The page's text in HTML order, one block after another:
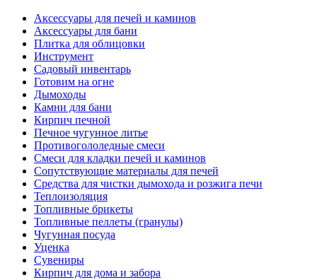
Аксессуары для печей и каминов
Аксессуары для бани
Плитка для облицовки
Инструмент
Садовый инвентарь
Готовим на огне
Дымоходы
Камни для бани
Кирпич печной
Печное чугунное литье
Противогололедные смеси
Смеси для кладки печей и каминов
Сопутствующие материалы для печей
Средства для чистки дымохода и розжига печи
Теплоизоляция
Топливные брикеты
Топливные пеллеты (гранулы)
Чугунная посуда
Уценка
Сувениры
Кирпич для дома и забора